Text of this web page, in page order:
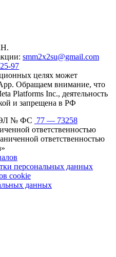
smm2x2su@gmail.com
97
целях может
Обращаем внимание, что
Platforms Inc., деятельность
и запрещена в РФ
ЭЛ № ФС 77 — 73258
ответственностью
ответственностью
персональных данных
cookie
данных